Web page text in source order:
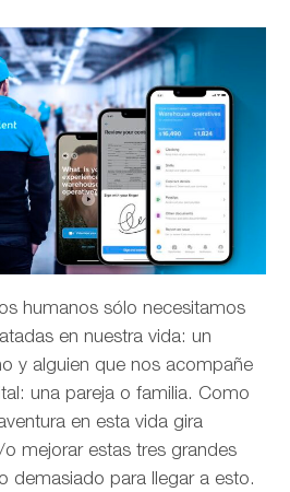
humanos sólo necesitamos
en nuestra vida: un
y alguien que nos acompañe
una pareja o familia. Como
en esta vida gira
mejorar estas tres grandes
demasiado para llegar a esto.